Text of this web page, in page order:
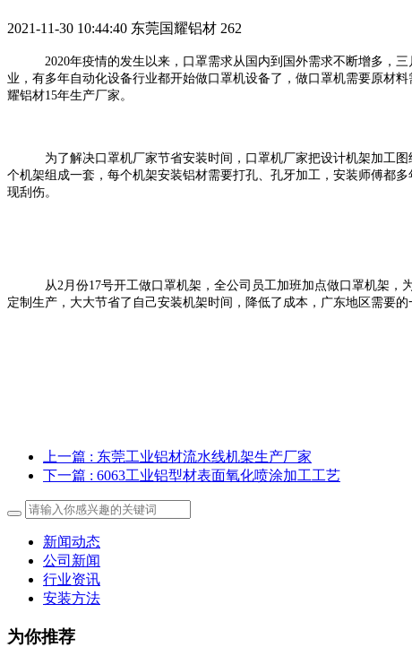
2021-11-30 10:44:40 东莞国耀铝材 262
2020年疫情的发生以来，口罩需求从国内到国外需求不断增多，
业，有多年自动化设备行业都开始做口罩机设备了，做口罩机需要原材
耀铝材15年生产厂家。
为了解决口罩机厂家节省安装时间，口罩机厂家把设计机架加工
个机架组成一套，每个机架安装铝材需要打孔、孔牙加工，安装师傅都
现刮伤。
从 2 月份17号开工做口罩机架，全公司员工加班加点做口罩机架，
定制生产，大大节省了自己安装机架时间，降低了成本，广东地区需要
上一篇 : 东莞工业铝材流水线机架生产厂家
下一篇 : 6063工业铝型材表面氧化喷涂加工工艺
新闻动态
公司新闻
行业资讯
安装方法
为你推荐